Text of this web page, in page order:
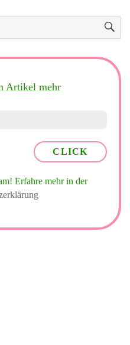
Artikel mehr
Erfahre mehr in der